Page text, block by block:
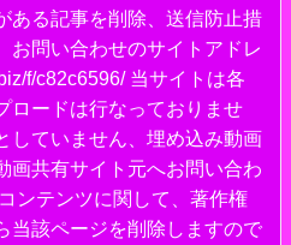
ある記事を削除、送信防止措
お問い合わせのサイトアドレ
f/c82c6596/ 当サイトは各
ロードは行なっておりませ
していません、埋め込み動画
画共有サイト元へお問い合わ
ンテンツに関して、著作権
当該ページを削除しますので